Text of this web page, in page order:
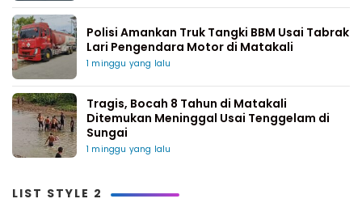
Polisi Amankan Truk Tangki BBM Usai Tabrak
Lari Pengendara Motor di Matakali
1 minggu yang lalu
Tragis, Bocah 8 Tahun di Matakali
Ditemukan Meninggal Usai Tenggelam di
Sungai
1 minggu yang lalu
LIST STYLE 2